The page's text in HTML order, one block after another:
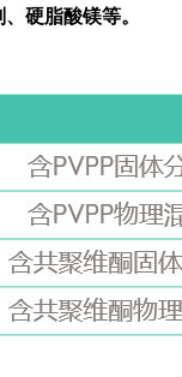
硬脂酸镁等。